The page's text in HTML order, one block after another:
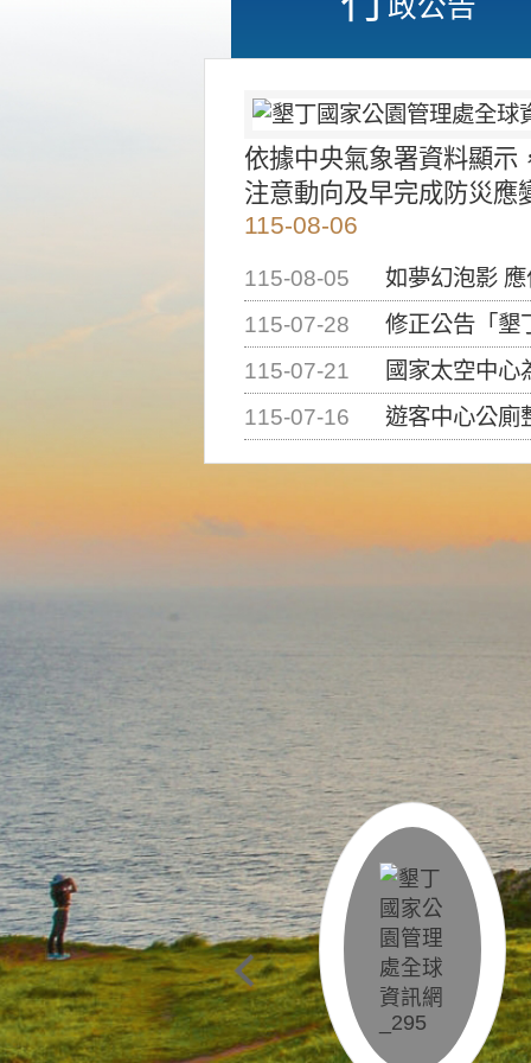
依據中央氣象署資料顯示
注意動向及早完成防災應
115-08-06
115-08-05
如夢幻泡影
115-07-28
修正公告「墾丁國家公
115-07-21
國家太空中心為辦理
115-07-16
遊客中心公廁